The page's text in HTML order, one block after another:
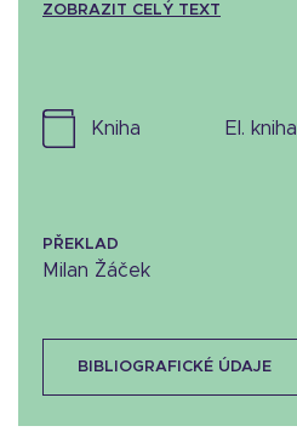
ZOBRAZIT CELÝ TEXT
kniha el. kniha
PŘEKLAD
Milan Žáček
BIBLIOGRAFICKÉ ÚDAJE